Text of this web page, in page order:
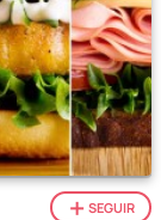
SEGUIR